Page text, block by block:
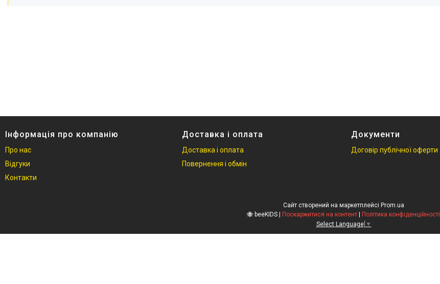
Інформація про компанію
Про нас
Відгуки
Контакти
Доставка і оплата
Доставка і оплата
Повернення і обмін
Документи
Договір публічної оферти
Сайт створений на маркетплейсі Prom.ua
Поскаржитися на контент
Політика конфіденційності
Select Language ▼